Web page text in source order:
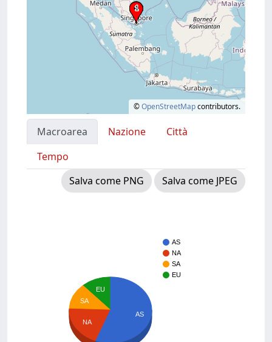
©OpenStreetMapcontributors.
Macroarea Nazione
Città
Tempo
Salva come PNG
Salva come JPEG
AS
NA
SA
EU
EU
SA
NA
AS